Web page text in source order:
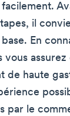
il
En
vous
de haute
par le